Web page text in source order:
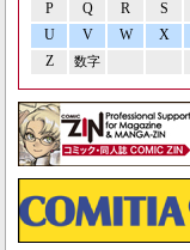
P Q R S
U
V W X
Z
数字